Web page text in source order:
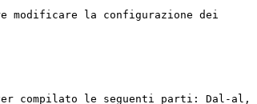
modificare la configurazione dei
compilato le seguenti parti: Dal-al,